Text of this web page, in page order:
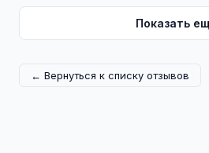
Показать
← Вернуться к списку отзывов